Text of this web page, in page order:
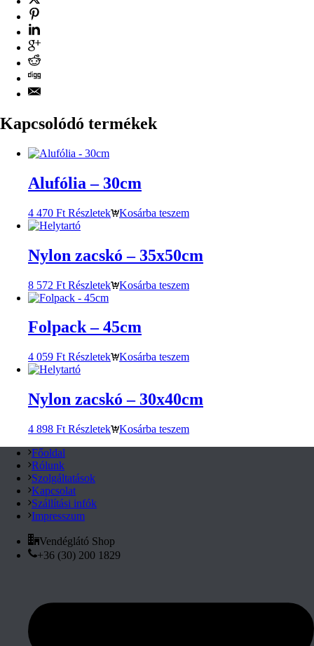
Kapcsolódó termékek
Alufólia – 30cm
4 470 Ft Részletek Kosárba teszem
Nylon zacskó – 35x50cm
8 572 Ft Részletek Kosárba teszem
Folpack – 45cm
4 059 Ft Részletek Kosárba teszem
Nylon zacskó – 30x40cm
4 898 Ft Részletek
Kosárba teszem
Főoldal
Rólunk
Szolgáltatások
Kapcsolat
Szállítási infók
Impresszum
Vendéglátó Shop
+36 (30) 200 1829